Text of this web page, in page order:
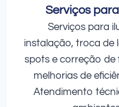
Serviços
Serviços para
instalação, troca de
spots e correção de
melhorias de
Atendimento